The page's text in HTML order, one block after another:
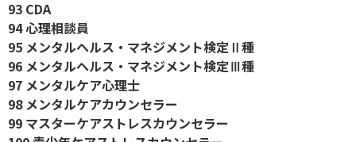
93 CDA
94 心理相談員
95 メンタルヘルス・マネジメント検定Ⅱ種
96 メンタルヘルス・マネジメント検定Ⅲ種
97 メンタルケア心理士
98 メンタルケアカウンセラー
99 マスターケアストレスカウンセラー